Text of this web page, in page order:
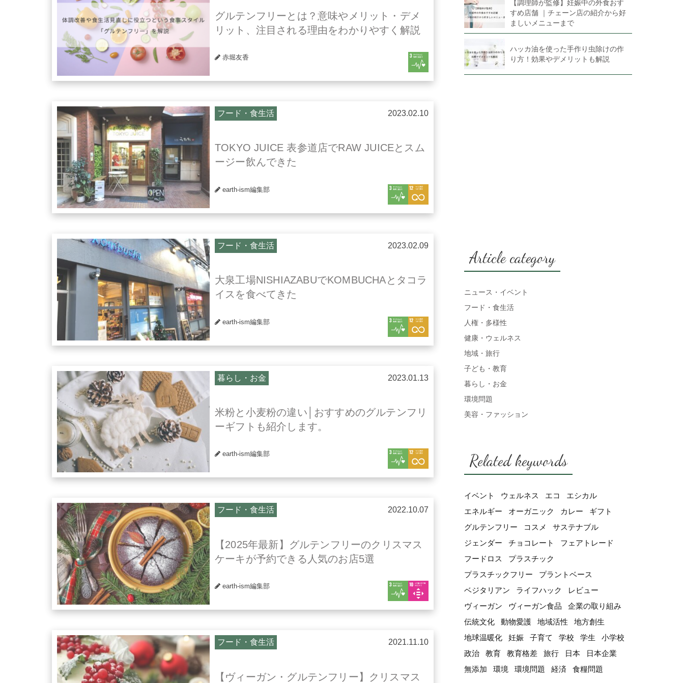
グルテンフリーとは？意味やメリット・デメ
リット、注目される理由をわかりやすく解説
赤堀友香
フード・食生活 2023.02.10
TOKYO JUICE 表参道店でRAW JUICEとスム
ージー飲んできた
earth-ism編集部
フード・食生活 2023.02.09
大泉工場NISHIAZABUでKOMBUCHAとタコラ
イスを食べてきた
earth-ism編集部
暮らし・お金 2023.01.13
米粉と小麦粉の違い│おすすめのグルテンフリ
ーギフトも紹介します。
earth-ism編集部
フード・食生活 2022.10.07
【2025年最新】グルテンフリーのクリスマス
ケーキが予約できる人気のお店5選
earth-ism編集部
フード・食生活 2021.11.10
【ヴィーガン・グルテンフリー】クリスマス
【調理師が監修】妊娠中の外食おす
すめ店舗 ｜チェーン店の紹介から好
ましいメニューまで
ハッカ油を使った手作り虫除けの作
り方！効果やデメリットも解説
Article category
ニュース・イベント
フード・食生活
人権・多様性
健康・ウェルネス
地域・旅行
子ども・教育
暮らし・お金
環境問題
美容・ファッション
Related keywords
イベント ウェルネス エコ
エシカル
エネルギー
オーガニック カレー
ギフト
グルテンフリー
コスメ
サステナブル
ジェンダー
チョコレート
フェアトレード
フードロス
プラスチック
プラスチックフリー
プラントベース
ベジタリアン
ライフハック
レビュー
ヴィーガン
ヴィーガン食品
企業の取り組み
伝統文化
動物愛護 地域活性
地方創生
地球温暖化
妊娠 子育て 学校 学生
小学校
政治
教育 教育格差 旅行 日本
日本企業
無添加
環境 環境問題 経済 食糧問題